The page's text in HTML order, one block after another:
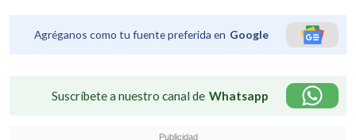
Agréganos como tu fuente preferida en Google
Suscríbete a nuestro canal de Whatsapp